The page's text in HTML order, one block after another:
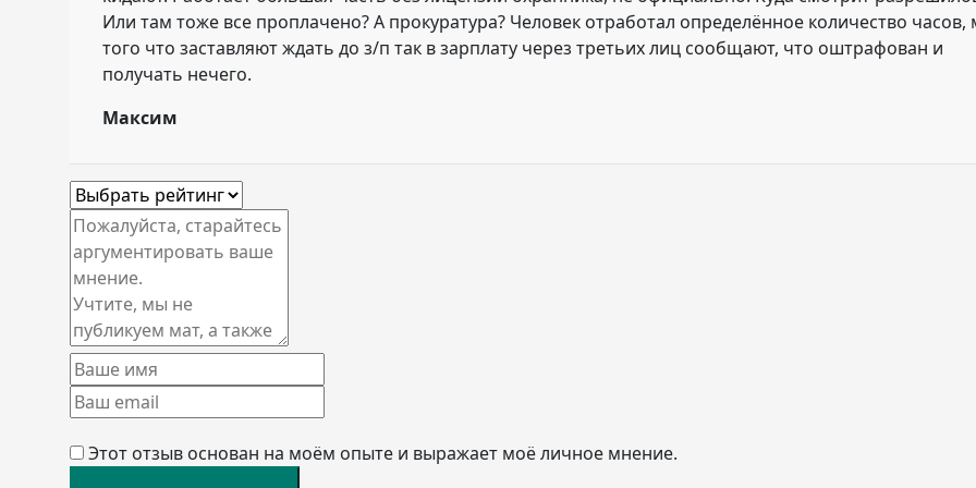
Или там тоже все проплачено? А прокуратура? Человек отработал определённое количество часов,
того что заставляют ждать до з/п так в зарплату через третьих лиц сообщают, что оштрафован и
получать нечего.
Максим
Этот отзыв основан на моём опыте и выражает моё личное мнение.